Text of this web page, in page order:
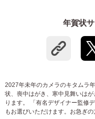
年賀状
2027年未年のカメラのキタムラ
状、喪中はがき、寒中見舞いは
ります。 「有名デザイナー監修
もお選びいただけます。お急ぎ